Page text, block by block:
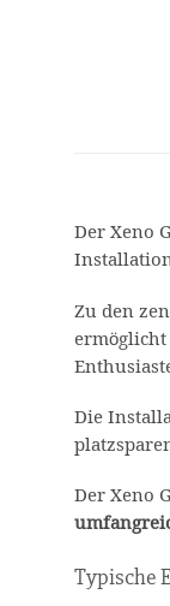
Der Xeno
Zu den
ermöglicht
Die
Der Xeno
Typische